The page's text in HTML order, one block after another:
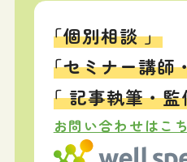
「個別相談 」
「セミナー講
「 記事執筆・
お問い合わせはこ